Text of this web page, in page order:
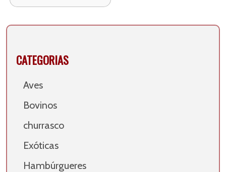
CATEGORIAS
Aves
Bovinos
churrasco
Exóticas
Hambúrgueres